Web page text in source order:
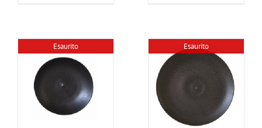
Esaurito Esaurito